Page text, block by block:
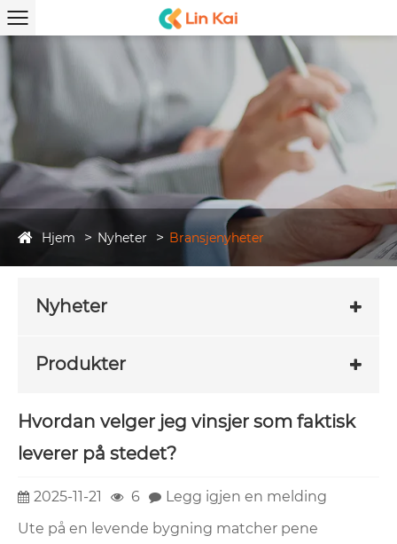
Hjem Nyheter Bransjenyheter
Nyheter
Produkter
Hvordan velger jeg vinsjer som faktisk
leverer på stedet?
2025-11-21 6
Legg igjen en melding
Ute på en levende bygning matcher pene